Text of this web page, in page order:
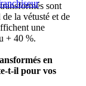
sont
la vétusté et de
une
+ 40 %.
en
t-il pour vos